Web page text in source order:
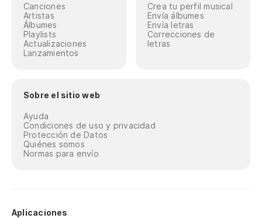
Canciones
Artistas
Álbumes
Playlists
Actualizaciones
Lanzamientos
Crea tu perfil musical
Envía álbumes
Envía letras
Correcciones de
letras
Sobre el sitio web
Ayuda
Condiciones de uso y privacidad
Protección de Datos
Quiénes somos
Normas para envío
Aplicaciones